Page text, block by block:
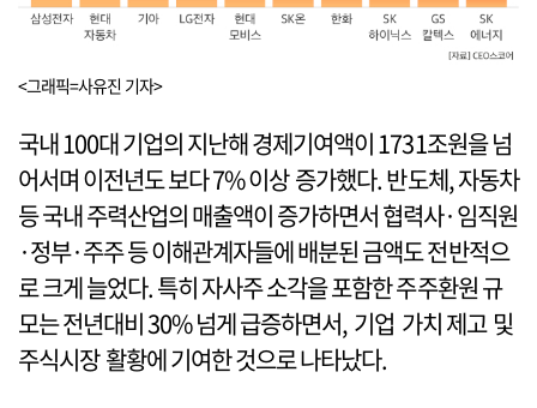
<그래픽=사유진 기자>
국내 100대 기업의 지난해 경제기여액이 1731조원을 넘
어서며 이전년도 보다 7% 이상 증가했다. 반도체, 자동차
등 국내 주력산업의 매출액이 증가하면서 협력사·임직원
·정부·주주 등 이해관계자들에 배분된 금액도 전반적으
로 크게 늘었다. 특히 자사주 소각을 포함한 주주환원 규
모는 전년대비 30% 넘게 급증하면서, 기업 가치 제고 및
주식시장 활황에 기여한 것으로 나타났다.